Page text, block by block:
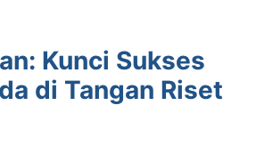
Kunci Sukses
di Tangan Riset